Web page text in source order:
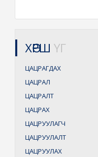
ХӨРШ ҮГ
ЦАЦРАГДАХ
ЦАЦРАЛ
ЦАЦРАЛТ
ЦАЦРАХ
ЦАЦРУУЛАГЧ
ЦАЦРУУЛАЛТ
ЦАЦРУУЛАХ